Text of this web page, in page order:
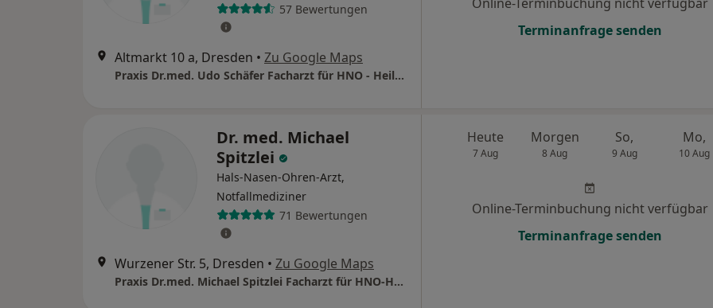
57 Bewertungen
Altmarkt 10 a, Dresden • Zu Google Maps
Praxis Dr.med. Udo Schäfer Facharzt für HNO - Heilkunde
Terminanfrage senden
Dr. med. Michael
Spitzlei
Hals-Nasen-Ohren-Arzt,
Notfallmediziner
71 Bewertungen
Wurzener Str. 5, Dresden • Zu Google Maps
Praxis Dr.med. Michael Spitzlei Facharzt für HNO-Heilkunde
Heute
7 Aug
Morgen
8 Aug
So,
9 Aug
Mo,
10 Aug
Online-Terminbuchung nicht verfügbar
Terminanfrage senden